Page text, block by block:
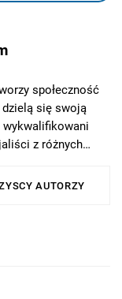
społeczność
się swoją
wykwalifikowani
z różnych
AUTORZY